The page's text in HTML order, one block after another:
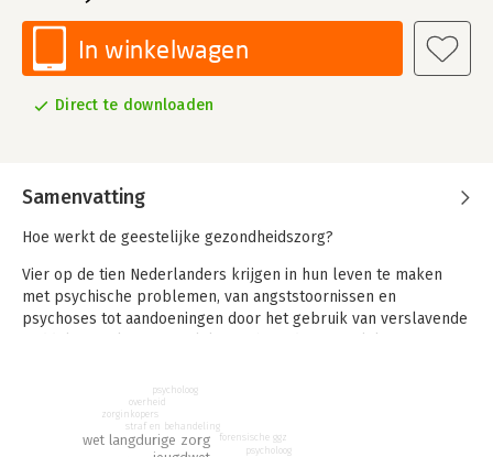
In winkelwagen
Direct te downloaden
Samenvatting
Hoe werkt de geestelijke gezondheidszorg?
Vier op de tien Nederlanders krijgen in hun leven te maken
met psychische problemen, van angststoornissen en
psychoses tot aandoeningen door het gebruik van verslavende
psychische problemen over het leven dat zij leiden? Bij welke
zorgverleners kunnen zij terecht? Wat is het verschil tussen
een psycholoog, psychotherapeut en psychiater? Welke zorg
en ondersteuning krijgen mensen met psychische problemen
wet langdurige zorg
straf en behandeling
forensische ggz
psycholoog
zorginkopers
overheid
psycholoog